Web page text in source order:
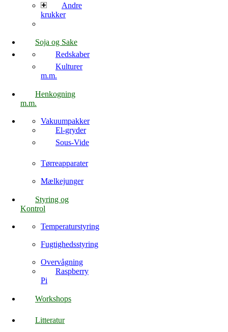
Andre
krukker
Soja og Sake
Redskaber
Kulturer
m.m.
Henkogning
m.m.
Vakuumpakker
El-gryder
Sous-Vide
Tørreapparater
Mælkejunger
Styring og
Kontrol
Temperaturstyring
Fugtighedsstyring
Overvågning
Raspberry
Pi
Workshops
Litteratur